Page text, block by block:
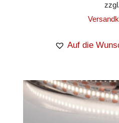
zzgl.
Auf die